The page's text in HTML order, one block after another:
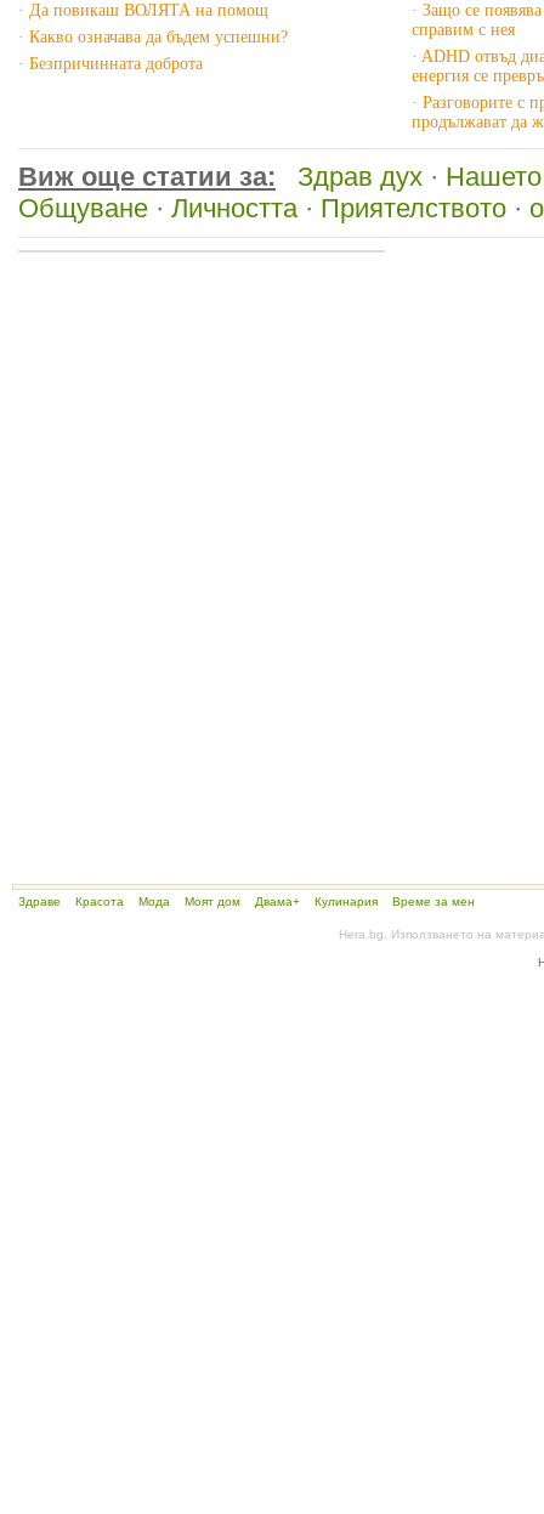
· Да повикаш ВОЛЯТА на помощ
· Какво означава да бъдем успешни?
· Безпричинната доброта
· Защо се
справим с нея
· ADHD отвъд
енергия се
· Разговорите с
продължават да
Виж още статии за: Здрав дух ·
Общуване · Личността· Приятелството ·
Здраве Красота Мода Моят дом Двама+ Кулинария Време за мен
Hera.bg. Използването на